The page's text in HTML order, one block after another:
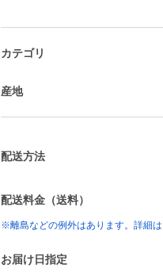
カテゴリ
産地
配送方法
配送料金（送料）
※離島などの例外はあります。詳細は
お届け日指定